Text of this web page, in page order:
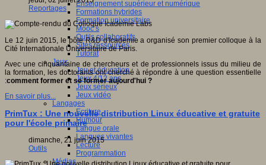
Enseignement supérieur et numérique
Formations hybrides
Formation universitaire
Mooc’s
Outils collaboratifs
Sites ressources
Tutorat
Jeux
Jeu et éducation
Jeux 4/12 ans
Jeux sérieux
Jeux vidéo
Langages
Ecriture
Humour
Langue orale
Langues vivantes
Lecture
Programmation
Médias
Reportages
Le 12 juin 2015, le pôle R&D d'Icademie a organisé son premier colloque à la
Cité Internationale Universitaire de Paris.
Avec une cinquantaine de chercheurs et de professionnels issus du milieu de
la formation, les doctorants ont cherché à répondre à une question essentielle
:comment former et se former aujourd'hui ?
En savoir plus...
PrimTux : Une nouvelle distribution Linux éducative et gratuite
pour l'école primaire
dimanche, 21 juin 2015
Outils